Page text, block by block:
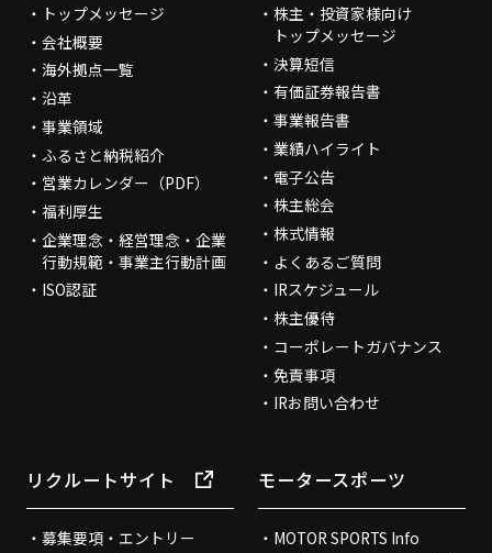
トップメッセージ
会社概要
海外拠点一覧
沿革
事業領域
ふるさと納税紹介
営業カレンダー（PDF）
福利厚生
企業理念・経営理念・企業
行動規範・事業主行動計画
ISO認証
株主・投資家様向け
トップメッセージ
決算短信
有価証券報告書
事業報告書
業績ハイライト
電子公告
株主総会
株式情報
よくあるご質問
IRスケジュール
株主優待
コーポレートガバナンス
免責事項
IRお問い合わせ
リクルートサイト
募集要項・エントリー
モータースポーツ
MOTOR SPORTS Info